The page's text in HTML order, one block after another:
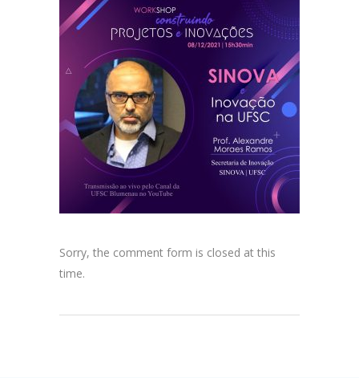
Sorry, the comment form is closed at this
time.